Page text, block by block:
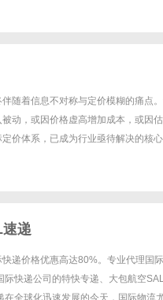
随着信息不对称与定价模糊的痛点
动，或因价格虚高增加成本，或因
价体系，已成为行业亟待解决的核
递
递价格优惠高达80%。专业代理国
快递公司的特快专递、大包航空SAL
全球化迅速发展的今天，国际物流